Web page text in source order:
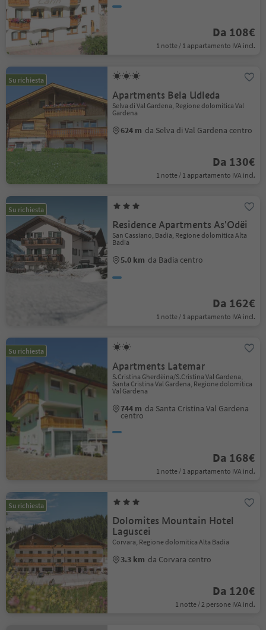
Da 108€
1 notte / 1 appartamento IVA incl.
Su richiesta
Apartments Bela Udleda
Selva di Val Gardena, Regione dolomitica Val
Gardena
624 m da Selva di Val Gardena centro
Da 130€
1 notte / 1 appartamento IVA incl.
Su richiesta
Residence Apartments As'Odëi
San Cassiano, Badia, Regione dolomitica Alta
Badia
5.0 km da Badia centro
Da 162€
1 notte / 1 appartamento IVA incl.
Su richiesta
Apartments Latemar
S.Cristina Gherdëina/S.Cristina Val Gardena,
Santa Cristina Val Gardena, Regione dolomitica
Val Gardena
744 m da Santa Cristina Val Gardena
centro
Da 168€
1 notte / 1 appartamento IVA incl.
Su richiesta
Dolomites Mountain Hotel
Laguscei
Corvara, Regione dolomitica Alta Badia
3.3 km da Corvara centro
Da 120€
1 notte / 2 persone IVA incl.